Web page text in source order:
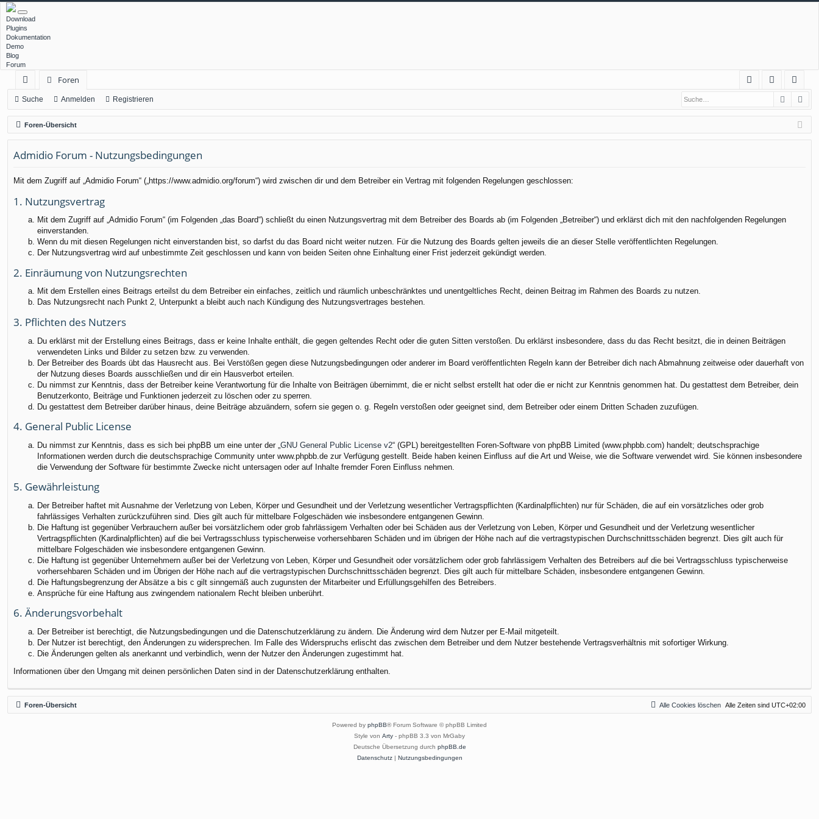
Download
Plugins
Dokumentation
Demo
Blog
Forum
ch
ne
llz
ug
Foren
Q
m
el
eg
ist
rie
Suche Anmelden Registrieren Suche
Foren-Übersicht
Admidio Forum - Nutzungsbedingungen
Mit dem Zugriff auf „Admidio Forum“ („https://www.admidio.org/forum“) wird zwischen dir und dem Betreiber ein Vertrag mit folgenden Regelungen geschlossen:
1. Nutzungsvertrag
Mit dem Zugriff auf „Admidio Forum“ (im Folgenden „das Board“) schließt du einen Nutzungsvertrag mit dem Betreiber des Boards ab (im Folgenden „Betreiber“) und erklärst dich mit den nachfolgenden Regelungen
einverstanden.
Wenn du mit diesen Regelungen nicht einverstanden bist, so darfst du das Board nicht weiter nutzen. Für die Nutzung des Boards gelten jeweils die an dieser Stelle veröffentlichten Regelungen.
Der Nutzungsvertrag wird auf unbestimmte Zeit geschlossen und kann von beiden Seiten ohne Einhaltung einer Frist jederzeit gekündigt werden.
2. Einräumung von Nutzungsrechten
Mit dem Erstellen eines Beitrags erteilst du dem Betreiber ein einfaches, zeitlich und räumlich unbeschränktes und unentgeltliches Recht, deinen Beitrag im Rahmen des Boards zu nutzen.
Das Nutzungsrecht nach Punkt 2, Unterpunkt a bleibt auch nach Kündigung des Nutzungsvertrages bestehen.
3. Pflichten des Nutzers
Du erklärst mit der Erstellung eines Beitrags, dass er keine Inhalte enthält, die gegen geltendes Recht oder die guten Sitten verstoßen. Du erklärst insbesondere, dass du das Recht besitzt, die in deinen Beiträgen
verwendeten Links und Bilder zu setzen bzw. zu verwenden.
Der Betreiber des Boards übt das Hausrecht aus. Bei Verstößen gegen diese Nutzungsbedingungen oder anderer im Board veröffentlichten Regeln kann der Betreiber dich nach Abmahnung zeitweise oder dauerhaft von
der Nutzung dieses Boards ausschließen und dir ein Hausverbot erteilen.
Du nimmst zur Kenntnis, dass der Betreiber keine Verantwortung für die Inhalte von Beiträgen übernimmt, die er nicht selbst erstellt hat oder die er nicht zur Kenntnis genommen hat. Du gestattest dem Betreiber, dein
Benutzerkonto, Beiträge und Funktionen jederzeit zu löschen oder zu sperren.
Du gestattest dem Betreiber darüber hinaus, deine Beiträge abzuändern, sofern sie gegen o. g. Regeln verstoßen oder geeignet sind, dem Betreiber oder einem Dritten Schaden zuzufügen.
4. General Public License
Du nimmst zur Kenntnis, dass es sich bei phpBB um eine unter der „ GNU General Public License v2“ (GPL) bereitgestellten Foren-Software von phpBB Limited (www.phpbb.com) handelt; deutschsprachige
Informationen werden durch die deutschsprachige Community unter www.phpbb.de zur Verfügung gestellt. Beide haben keinen Einfluss auf die Art und Weise, wie die Software verwendet wird. Sie können insbesondere
die Verwendung der Software für bestimmte Zwecke nicht untersagen oder auf Inhalte fremder Foren Einfluss nehmen.
5. Gewährleistung
Der Betreiber haftet mit Ausnahme der Verletzung von Leben, Körper und Gesundheit und der Verletzung wesentlicher Vertragspflichten (Kardinalpflichten) nur für Schäden, die auf ein vorsätzliches oder grob
fahrlässiges Verhalten zurückzuführen sind. Dies gilt auch für mittelbare Folgeschäden wie insbesondere entgangenen Gewinn.
Die Haftung ist gegenüber Verbrauchern außer bei vorsätzlichem oder grob fahrlässigem Verhalten oder bei Schäden aus der Verletzung von Leben, Körper und Gesundheit und der Verletzung wesentlicher
Vertragspflichten (Kardinalpflichten) auf die bei Vertragsschluss typischerweise vorhersehbaren Schäden und im übrigen der Höhe nach auf die vertragstypischen Durchschnittsschäden begrenzt. Dies gilt auch für
mittelbare Folgeschäden wie insbesondere entgangenen Gewinn.
Die Haftung ist gegenüber Unternehmern außer bei der Verletzung von Leben, Körper und Gesundheit oder vorsätzlichem oder grob fahrlässigem Verhalten des Betreibers auf die bei Vertragsschluss typischerweise
vorhersehbaren Schäden und im Übrigen der Höhe nach auf die vertragstypischen Durchschnittsschäden begrenzt. Dies gilt auch für mittelbare Schäden, insbesondere entgangenen Gewinn.
Die Haftungsbegrenzung der Absätze a bis c gilt sinngemäß auch zugunsten der Mitarbeiter und Erfüllungsgehilfen des Betreibers.
Ansprüche für eine Haftung aus zwingendem nationalem Recht bleiben unberührt.
6. Änderungsvorbehalt
Der Betreiber ist berechtigt, die Nutzungsbedingungen und die Datenschutzerklärung zu ändern. Die Änderung wird dem Nutzer per E-Mail mitgeteilt.
Der Nutzer ist berechtigt, den Änderungen zu widersprechen. Im Falle des Widerspruchs erlischt das zwischen dem Betreiber und dem Nutzer bestehende Vertragsverhältnis mit sofortiger Wirkung.
Die Änderungen gelten als anerkannt und verbindlich, wenn der Nutzer den Änderungen zugestimmt hat.
Informationen über den Umgang mit deinen persönlichen Daten sind in der Datenschutzerklärung enthalten.
Foren-Übersicht Alle Zeiten sind UTC+02:00
Alle Cookies löschen
Powered by phpBB® Forum Software © phpBB Limited
Style von Arty - phpBB 3.3 von MrGaby
Deutsche Übersetzung durch phpBB.de
Datenschutz| Nutzungsbedingungen